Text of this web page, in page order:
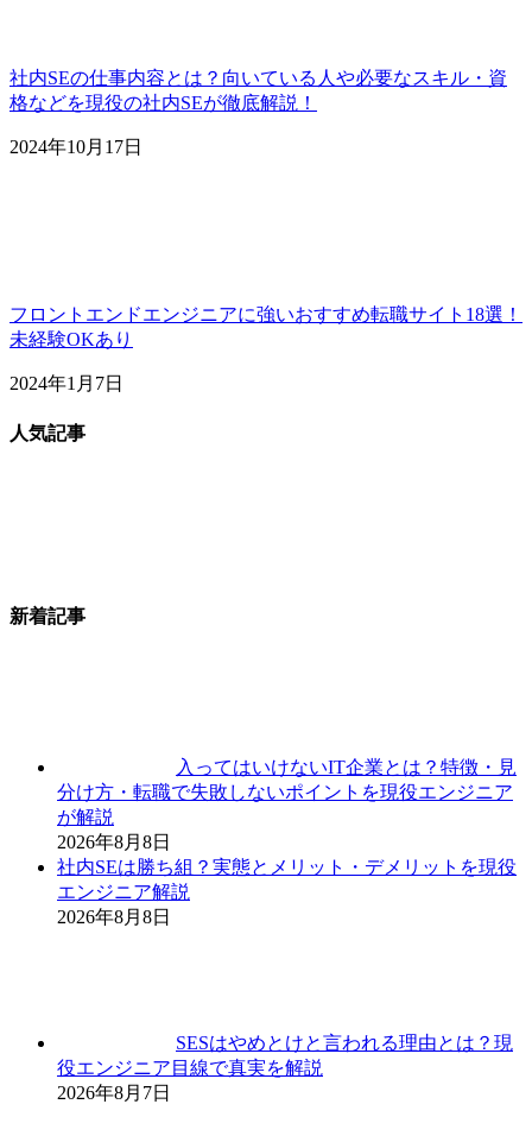
社内SEの仕事内容とは？向いている人や必要なスキル・資
格などを現役の社内SEが徹底解説！
2024年10月17日
フロントエンドエンジニアに強いおすすめ転職サイト18選！
未経験OKあり
2024年1月7日
人気記事
新着記事
入ってはいけないIT企業とは？特徴・見
分け方・転職で失敗しないポイントを現役エンジニア
が解説
2026年8月8日
社内SEは勝ち組？実態とメリット・デメリットを現役
エンジニア解説
2026年8月8日
SESはやめとけと言われる理由とは？現
役エンジニア目線で真実を解説
2026年8月7日